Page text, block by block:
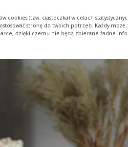
cookies (tzw. ciasteczka) w celach
stronę do twoich potrzeb. Każdy
dzięki czemu nie będą zbierane żadne